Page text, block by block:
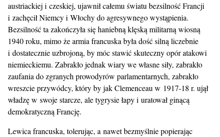
austriackiej i czeskiej, ujawnił całemu światu bezsilność Francji
i zachęcił Niemcy i Włochy do agresywnego wystąpienia.
Bezsilność ta zakończyła się haniebną klęską militarną wiosną
1940 roku, mimo że armia francuska była dość silną liczebnie
i dostatecznie uzbrojoną, by móc stawić skuteczny opór atakowi
niemieckiemu. Zabrakło jednak wiary we własne siły, zabrakło
zaufania do zgranych prowodyrów parlamentarnych, zabrakło
wreszcie przywódcy, który by jak Clemenceau w 1917-18 r. ujął
władzę w swoje starcze, ale tygrysie łapy i uratował ginącą
demokratyczną Francję.
Lewica francuska, tolerując, a nawet bezmyślnie popierając